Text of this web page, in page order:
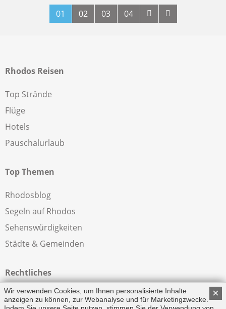
01 02 03 04
Rhodos Reisen
Top Strände
Flüge
Hotels
Pauschalurlaub
Top Themen
Rhodosblog
Segeln auf Rhodos
Sehenswürdigkeiten
Städte & Gemeinden
Rechtliches
Impressum
×
Wir verwenden Cookies, um Ihnen personalisierte Inhalte
anzeigen zu können, zur Webanalyse und für Marketingzwecke.